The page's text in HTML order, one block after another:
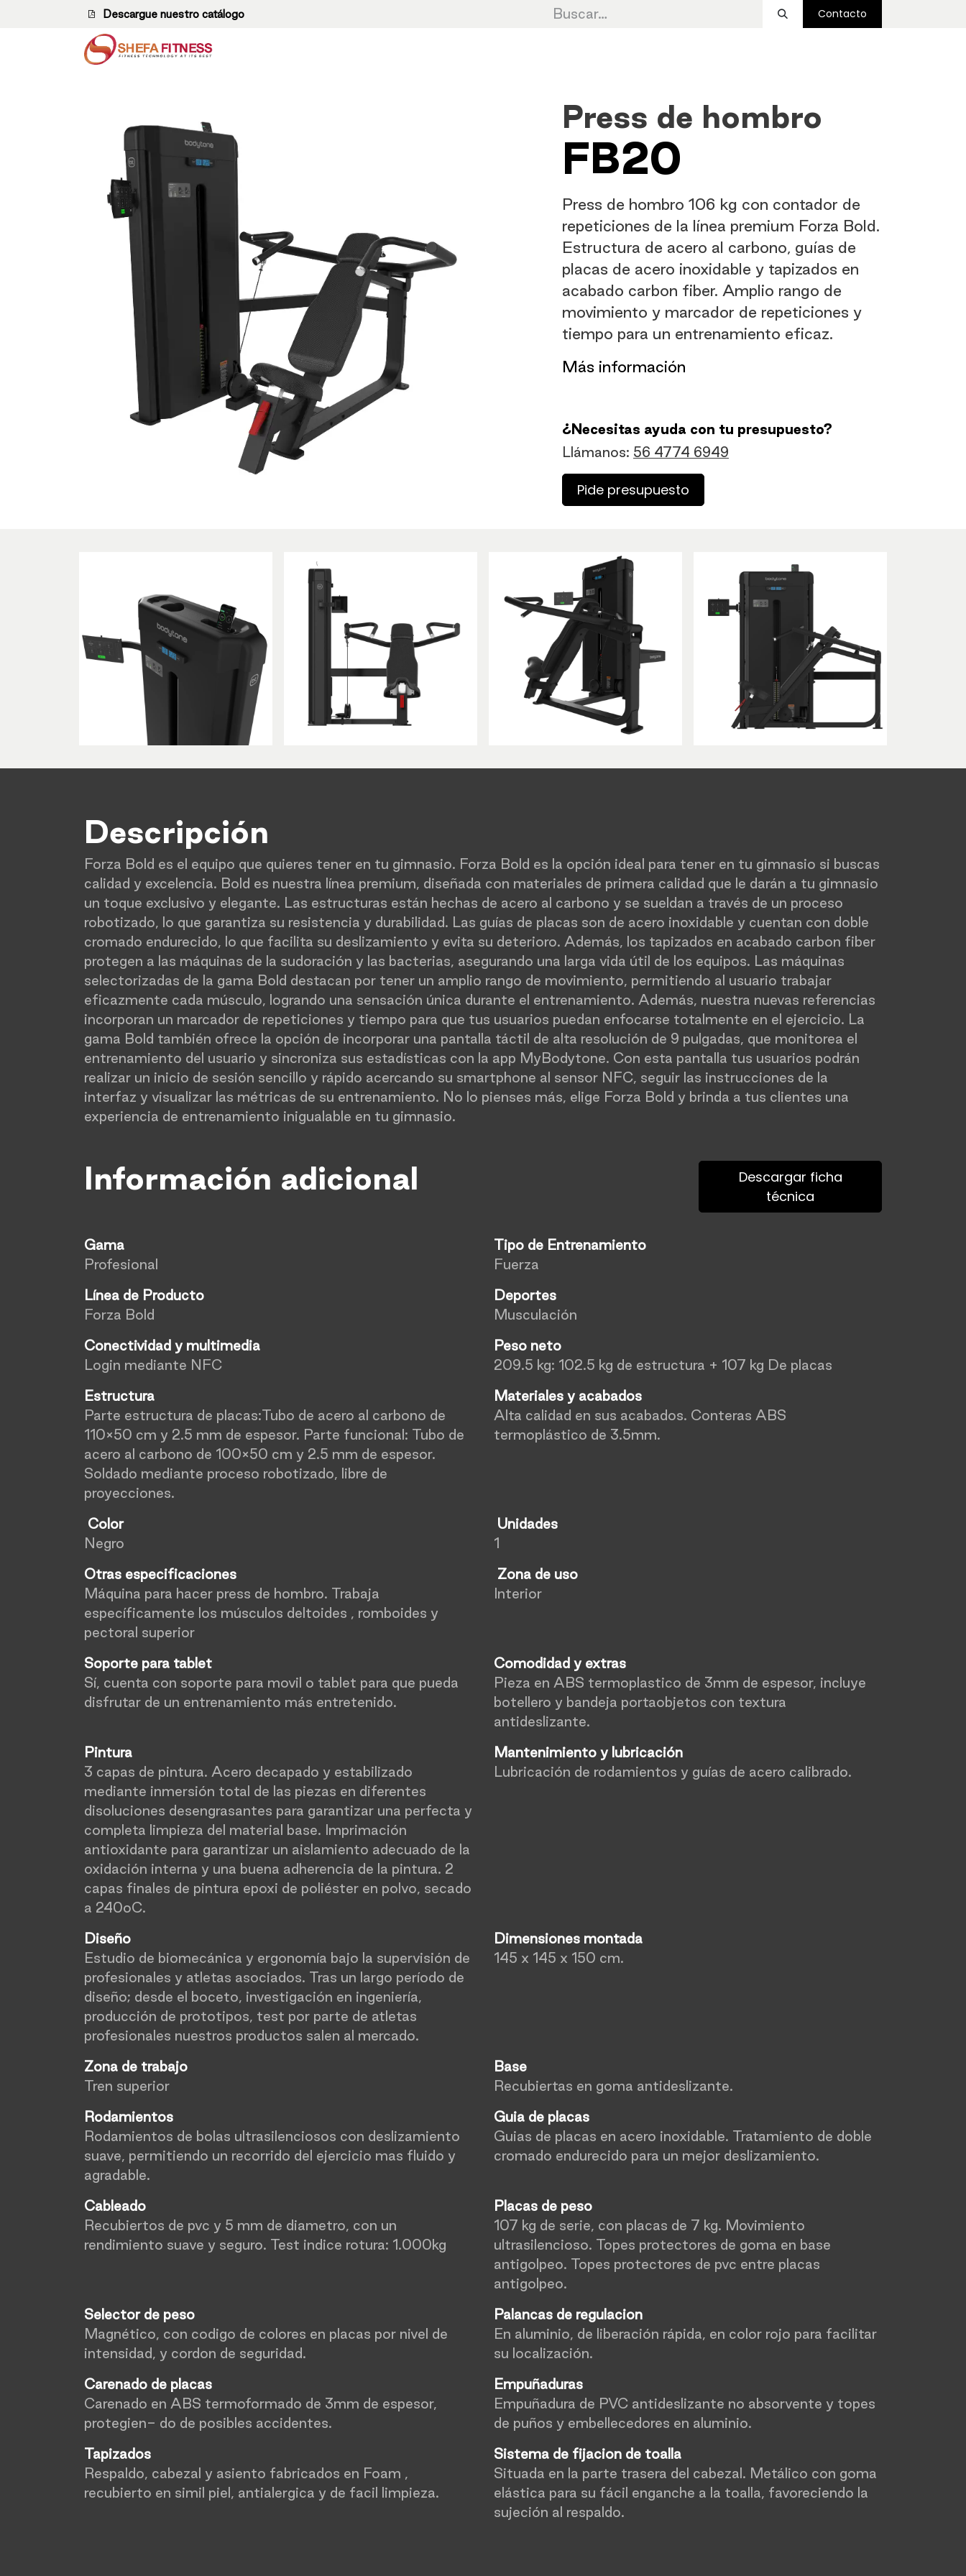
Ir al contenido Descargue nuestro catálogo Contacto
Press de hombro
FB20
Press de hombro 106 kg con contador de
repeticiones de la línea premium Forza Bold.
Estructura de acero al carbono, guías de
placas de acero inoxidable y tapizados en
acabado carbon fiber. Amplio rango de
movimiento y marcador de repeticiones y
tiempo para un entrenamiento eficaz.
​Más información
¿Necesitas ayuda con tu presupuesto?
Llámanos: 56 4774 6949
Pide presupuesto
Descripción
Forza Bold es el equipo que quieres tener en tu gimnasio. Forza Bold es la opción ideal para tener en tu gimnasio si buscas
calidad y excelencia. Bold es nuestra línea premium, diseñada con materiales de primera calidad que le darán a tu gimnasio
un toque exclusivo y elegante. Las estructuras están hechas de acero al carbono y se sueldan a través de un proceso
robotizado, lo que garantiza su resistencia y durabilidad. Las guías de placas son de acero inoxidable y cuentan con doble
cromado endurecido, lo que facilita su deslizamiento y evita su deterioro. Además, los tapizados en acabado carbon fiber
protegen a las máquinas de la sudoración y las bacterias, asegurando una larga vida útil de los equipos. Las máquinas
selectorizadas de la gama Bold destacan por tener un amplio rango de movimiento, permitiendo al usuario trabajar
eficazmente cada músculo, logrando una sensación única durante el entrenamiento. Además, nuestra nuevas referencias
incorporan un marcador de repeticiones y tiempo para que tus usuarios puedan enfocarse totalmente en el ejercicio. La
gama Bold también ofrece la opción de incorporar una pantalla táctil de alta resolución de 9 pulgadas, que monitorea el
entrenamiento del usuario y sincroniza sus estadísticas con la app MyBodytone. Con esta pantalla tus usuarios podrán
realizar un inicio de sesión sencillo y rápido acercando su smartphone al sensor NFC, seguir las instrucciones de la
interfaz y visualizar las métricas de su entrenamiento. No lo pienses más, elige Forza Bold y brinda a tus clientes una
experiencia de entrenamiento inigualable en tu gimnasio.
Información adicional
Descargar ficha
técnica
Gama
Profesional
Tipo de Entrenamiento
Fuerza
Línea de Producto
Forza Bold
Deportes
Musculación
Conectividad y multimedia
Login mediante NFC
Peso neto
209.5 kg: 102.5 kg de estructura + 107 kg De placas
Estructura
Parte estructura de placas:Tubo de acero al carbono de
110×50 cm y 2.5 mm de espesor. Parte funcional: Tubo de
acero al carbono de 100×50 cm y 2.5 mm de espesor.
Soldado mediante proceso robotizado, libre de
proyecciones.
Materiales y acabados
Alta calidad en sus acabados. Conteras ABS
termoplástico de 3.5mm.
Color
Negro
Unidades
1
Otras especificaciones
Máquina para hacer press de hombro. Trabaja
específicamente los músculos deltoides , romboides y
pectoral superior
Zona de uso
Interior
Soporte para tablet
Sí, cuenta con soporte para movil o tablet para que pueda
disfrutar de un entrenamiento más entretenido.
Comodidad y extras
Pieza en ABS termoplastico de 3mm de espesor, incluye
botellero y bandeja portaobjetos con textura
antideslizante.
Pintura
3 capas de pintura. Acero decapado y estabilizado
mediante inmersión total de las piezas en diferentes
disoluciones desengrasantes para garantizar una perfecta y
completa limpieza del material base. Imprimación
antioxidante para garantizar un aislamiento adecuado de la
oxidación interna y una buena adherencia de la pintura. 2
capas finales de pintura epoxi de poliéster en polvo, secado
a 240oC.
Mantenimiento y lubricación
Lubricación de rodamientos y guías de acero calibrado.
Diseño
Estudio de biomecánica y ergonomía bajo la supervisión de
profesionales y atletas asociados. Tras un largo período de
diseño; desde el boceto, investigación en ingeniería,
producción de prototipos, test por parte de atletas
profesionales nuestros productos salen al mercado.
Dimensiones montada
145 x 145 x 150 cm.
Zona de trabajo
Tren superior
Base
Recubiertas en goma antideslizante.
Rodamientos
Rodamientos de bolas ultrasilenciosos con deslizamiento
suave, permitiendo un recorrido del ejercicio mas fluido y
agradable.
Guia de placas
Guias de placas en acero inoxidable. Tratamiento de doble
cromado endurecido para un mejor deslizamiento.
Cableado
Recubiertos de pvc y 5 mm de diametro, con un
rendimiento suave y seguro. Test indice rotura: 1.000kg
Placas de peso
107 kg de serie, con placas de 7 kg. Movimiento
ultrasilencioso. Topes protectores de goma en base
antigolpeo. Topes protectores de pvc entre placas
antigolpeo.
Selector de peso
Magnético, con codigo de colores en placas por nivel de
intensidad, y cordon de seguridad.
Palancas de regulacion
En aluminio, de liberación rápida, en color rojo para facilitar
su localización.
Carenado de placas
Carenado en ABS termoformado de 3mm de espesor,
protegien- do de posibles accidentes.
Empuñaduras
Empuñadura de PVC antideslizante no absorvente y topes
de puños y embellecedores en aluminio.
Tapizados
Respaldo, cabezal y asiento fabricados en Foam ,
recubierto en simil piel, antialergica y de facil limpieza.
Sistema de fijacion de toalla
Situada en la parte trasera del cabezal. Metálico con goma
elástica para su fácil enganche a la toalla, favoreciendo la
sujeción al respaldo.